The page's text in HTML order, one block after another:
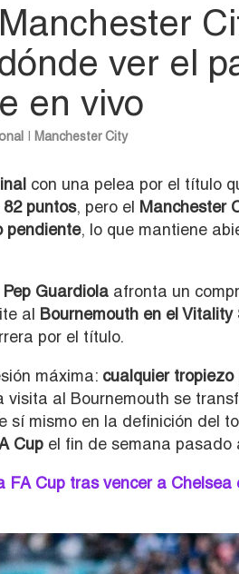
ver el
en vivo
Manchester City
con una pelea por el título
puntos, pero el Manchester
pendiente, lo que mantiene
Pep Guardiola afronta un
al Bournemouth en el Vitality
por el título.
máxima: cualquier
visita al Bournemouth se
mismo en la definición del
Cup el fin de semana pasado
Cup tras vencer a Chelsea